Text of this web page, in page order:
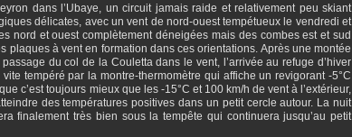
dans l’Ubaye, un circuit jamais raide et relativement peu skiant
délicates, avec un vent de nord-ouest tempétueux le vendredi et
nord et ouest complètement déneigées mais des combes est et sud
plaques à vent en formation dans ces orientations. Après une montée
du col de la Couletta dans le vent, l’arrivée au refuge d’hiver
tempéré par la montre-thermomètre qui affiche un revigorant -5°C
c’est toujours mieux que les -15°C et 100 km/h de vent à l’extérieur,
des températures positives dans un petit cercle autour. La nuit
finalement très bien sous la tempête qui continuera jusqu’au petit